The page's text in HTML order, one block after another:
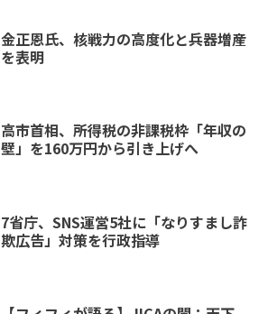
金正恩氏、核戦力の高度化と兵器増産
を表明
高市首相、所得税の非課税枠「年収の
壁」を160万円から引き上げへ
7省庁、SNS運営5社に「なりすまし詐
欺広告」対策を行政指導